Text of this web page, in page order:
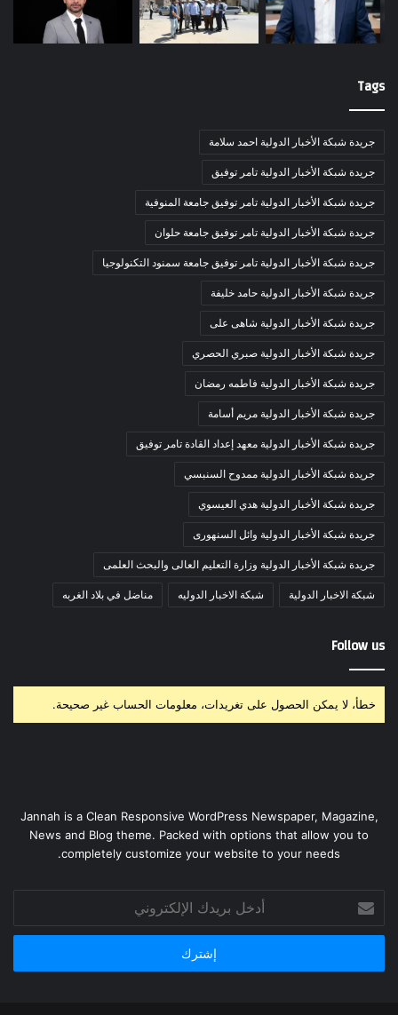
Tags
جريدة شبكة الأخبار الدولية احمد سلامة
جريدة شبكة الأخبار الدولية تامر توفيق
جريدة شبكة الأخبار الدولية تامر توفيق جامعة المنوفية
جريدة شبكة الأخبار الدولية تامر توفيق جامعة حلوان
جريدة شبكة الأخبار الدولية تامر توفيق جامعة سمنود التكنولوجيا
جريدة شبكة الأخبار الدولية حامد خليفة
جريدة شبكة الأخبار الدولية شاهى على
جريدة شبكة الأخبار الدولية صبري الحصري
جريدة شبكة الأخبار الدولية فاطمه رمضان
جريدة شبكة الأخبار الدولية مريم أسامة
جريدة شبكة الأخبار الدولية معهد إعداد القادة تامر توفيق
جريدة شبكة الأخبار الدولية ممدوح السنبسي
جريدة شبكة الأخبار الدولية هدي العيسوي
جريدة شبكة الأخبار الدولية وائل السنهورى
جريدة شبكة الأخبار الدولية وزارة التعليم العالى والبحث العلمى
شبكة الاخبار الدولية شبكة الاخبار الدوليه مناضل في بلاد الغربه
Follow us
خطأ، لا يمكن الحصول على تغريدات، معلومات الحساب غير صحيحة.
Jannah is a Clean Responsive WordPress Newspaper, Magazine,
News and Blog theme. Packed with options that allow you to
completely customize your website to your needs.
بريدك
الإلكتروني